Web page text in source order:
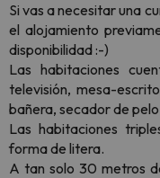
Si vas a necesitar una
el alojamiento
disponibilidad :-)
Las habitaciones
televisión, mesa-
bañera, secador de
Las habitaciones
forma de litera.
A tan solo 30 metros